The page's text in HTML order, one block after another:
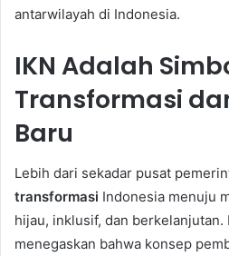
antarwilayah di Indonesia.
IKN Adalah
Transformasi
Baru
Lebih dari sekadar pusat
transformasi Indonesia menuju
hijau, inklusif, dan berkelanjutan.
menegaskan bahwa konsep